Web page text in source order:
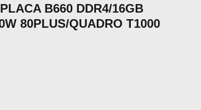
B660 DDR4/16GB
80PLUS/QUADRO T1000